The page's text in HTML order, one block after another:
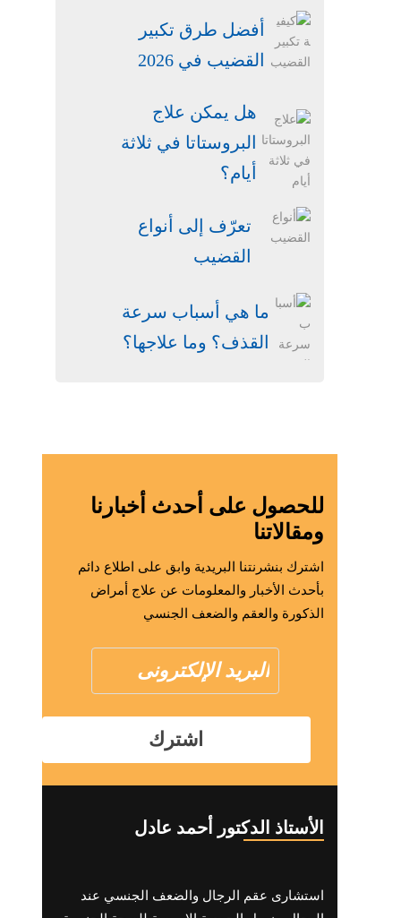
أفضل طرق تكبير
القضيب في 2026
هل يمكن علاج
البروستاتا في ثلاثة
أيام؟
تعرّف إلى أنواع
القضيب
ما هي أسباب سرعة
القذف؟ وما علاجها؟
للحصول على أحدث أخبارنا
ومقالاتنا
اشترك بنشرنتنا البريدية وابق على اطلاع دائم
بأحدث الأخبار والمعلومات عن علاج أمراض
الذكورة والعقم والضعف الجنسي
الأستاذ الدكتور أحمد عادل
استشارى عقم الرجال والضعف الجنسي عند